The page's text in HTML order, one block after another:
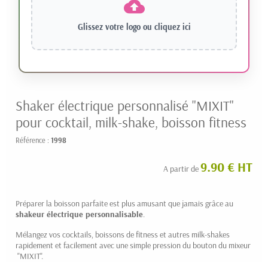
Glissez votre logo ou cliquez ici
Shaker électrique personnalisé "MIXIT"
pour cocktail, milk-shake, boisson fitness
Référence : 1998
A partir de9.90 € HT
Préparer la boisson parfaite est plus amusant que jamais grâce au
shakeur électrique personnalisable
Mélangez vos cocktails, boissons de fitness et autres milk-shakes
rapidement et facilement avec une simple pression du bouton du mixeur
"MIXIT".